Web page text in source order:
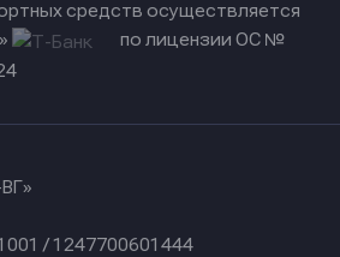
средств осуществляется
по лицензии ОС №
/ 1247700601444